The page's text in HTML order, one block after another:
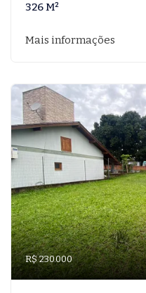
326 M²
Mais informações
R$ 230.000